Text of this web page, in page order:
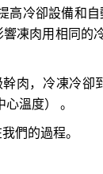
冷卻設備和
凍肉用相同的
肉，冷凍冷卻
溫度） 。
們的過程。